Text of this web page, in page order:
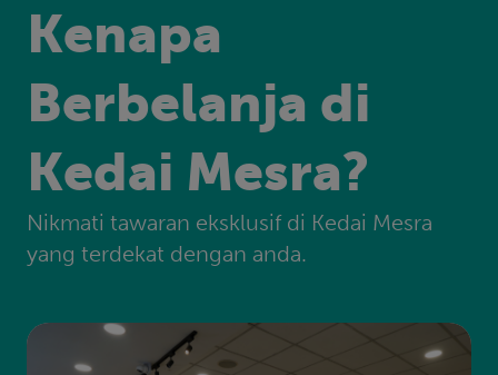
Kenapa
Berbelanja di
Kedai Mesra?
Nikmati tawaran eksklusif di Kedai Mesra
yang terdekat dengan anda.